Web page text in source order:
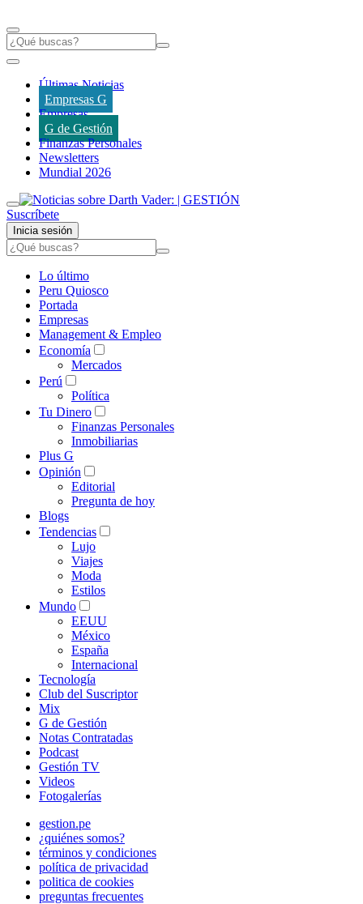
Últimas Noticias
Empresas G
Empresas
G de Gestión
Finanzas Personales
Newsletters
Mundial 2026
Suscríbete
Inicia sesión
Lo último
Peru Quiosco
Portada
Empresas
Management & Empleo
Economía
Mercados
Perú
Política
Tu Dinero
Finanzas Personales
Inmobiliarias
Plus G
Opinión
Editorial
Pregunta de hoy
Blogs
Tendencias
Lujo
Viajes
Moda
Estilos
Mundo
EEUU
México
España
Internacional
Tecnología
Club del Suscriptor
Mix
G de Gestión
Notas Contratadas
Podcast
Gestión TV
Videos
Fotogalerías
gestion.pe
¿quiénes somos?
términos y condiciones
política de privacidad
politica de cookies
preguntas frecuentes